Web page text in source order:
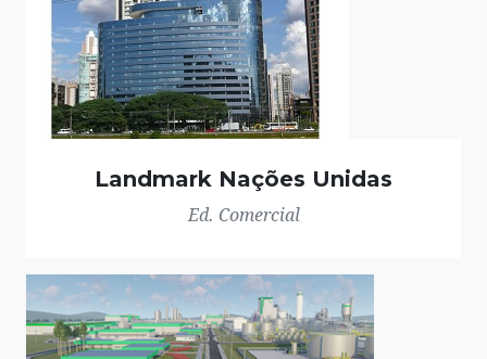
Landmark Nações Unidas
Ed. Comercial